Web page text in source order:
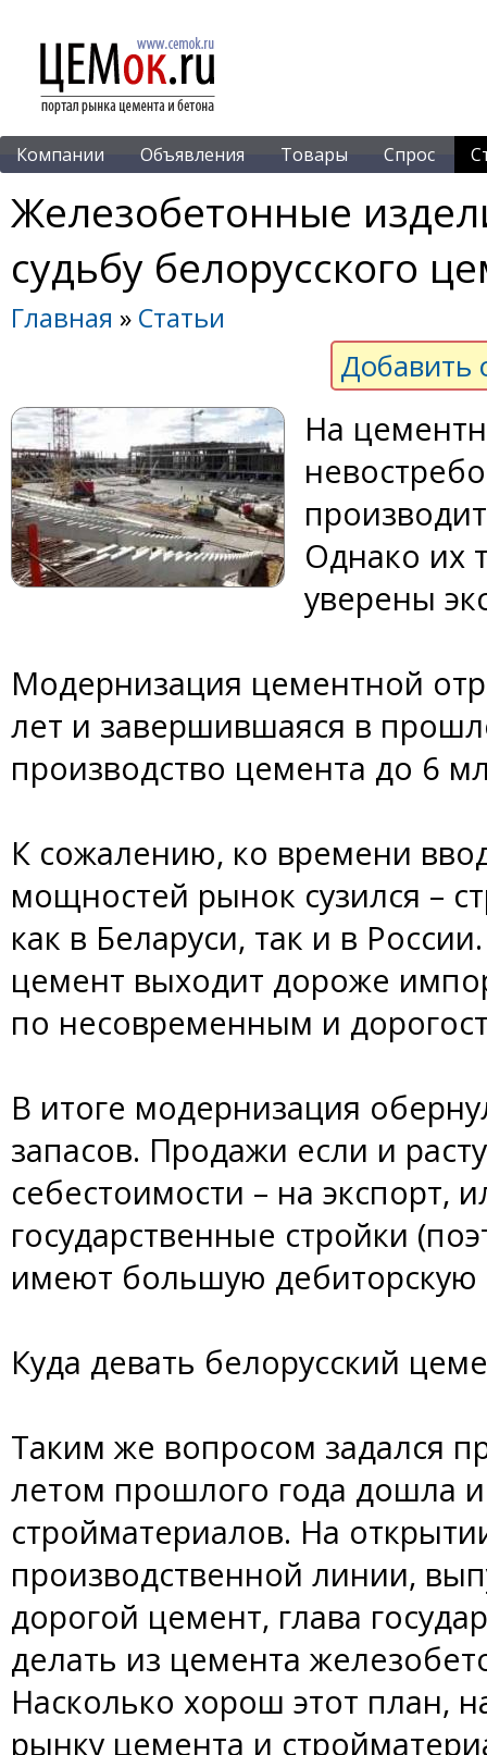
Компании Объявления Товары Спрос
Железобетонные
судьбу белорусского
Главная » Статьи
Добавить
На
Однако их
уверены
Модернизация цементной
лет и завершившаяся в
производство цемента до 6
К сожалению, ко времени
мощностей рынок сузился –
как в Беларуси, так и в
цемент выходит дороже
по несовременным и
В итоге модернизация
запасов. Продажи если и
себестоимости – на экспорт,
государственные стройки
имеют большую дебиторскую
Куда девать белорусский
Таким же вопросом задался
летом прошлого года дошла
стройматериалов. На
производственной линии,
дорогой цемент, глава
делать из цемента
Насколько хорош этот план,
рынку цемента и